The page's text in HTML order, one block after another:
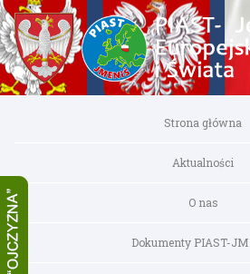
Strona główna
Aktualności
O nas
Dokumenty PIAST-